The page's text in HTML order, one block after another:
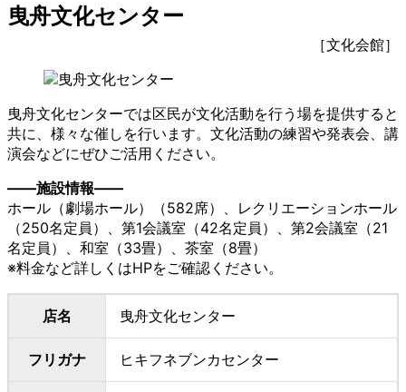
曳舟文化センター
［文化会館］
曳舟文化センターでは区民が文化活動を行う場を提供すると
共に、様々な催しを行います。文化活動の練習や発表会、講
演会などにぜひご活用ください。
――施設情報――
ホール（劇場ホール）（582席）、レクリエーションホール
（250名定員）、第1会議室（42名定員）、第2会議室（21
名定員）、和室（33畳）、茶室（8畳）
※料金など詳しくはHPをご確認ください。
店名 曳舟文化センター
フリガナ ヒキフネブンカセンター